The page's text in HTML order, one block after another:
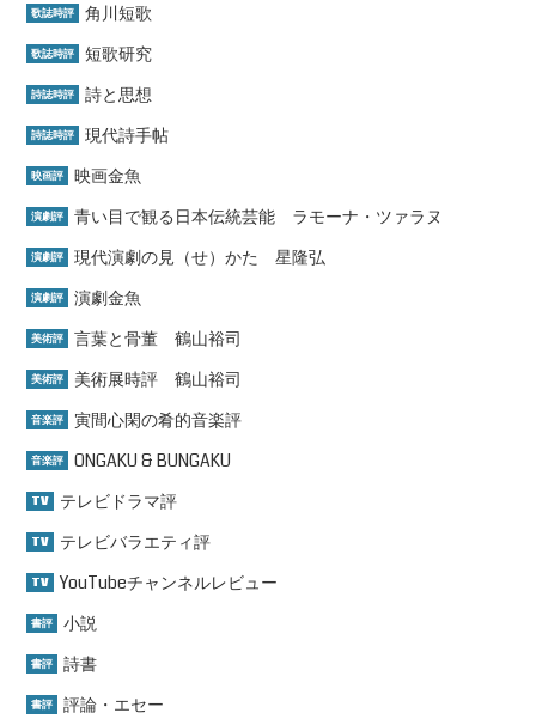
歌誌時評 角川短歌
歌誌時評 短歌研究
詩誌時評 詩と思想
詩誌時評 現代詩手帖
映画評 映画金魚
演劇評 青い目で観る日本伝統芸能 ラモーナ・ツァラヌ
演劇評 現代演劇の見（せ）かた 星隆弘
演劇評 演劇金魚
美術評 言葉と骨董 鶴山裕司
美術評 美術展時評 鶴山裕司
音楽評 寅間心閑の肴的音楽評
音楽評 ONGAKU & BUNGAKU
TV テレビドラマ評
TV テレビバラエティ評
TV YouTubeチャンネルレビュー
書評 小説
書評 詩書
書評 評論・エセー